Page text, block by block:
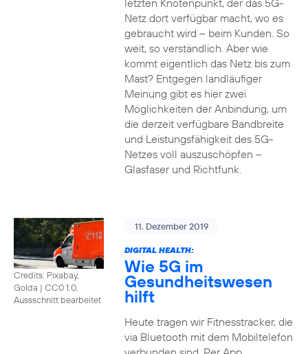
letzten Knotenpunkt, der das 5G-
Netz dort verfügbar macht, wo es
gebraucht wird – beim Kunden. So
weit, so verständlich. Aber wie
kommt eigentlich das Netz bis zum
Mast? Entgegen landläufiger
Meinung gibt es hier zwei
Möglichkeiten der Anbindung, um
die derzeit verfügbare Bandbreite
und Leistungsfähigkeit des 5G-
Netzes voll auszuschöpfen –
Glasfaser und Richtfunk.
Credits: Pixabay,
Golda | CC0 1.0,
Aussschnitt bearbeitet
11. Dezember 2019
DIGITAL HEALTH:
Wie 5G im
Gesundheitswesen
hilft
Heute tragen wir Fitnesstracker, die
via Bluetooth mit dem Mobiltelefon